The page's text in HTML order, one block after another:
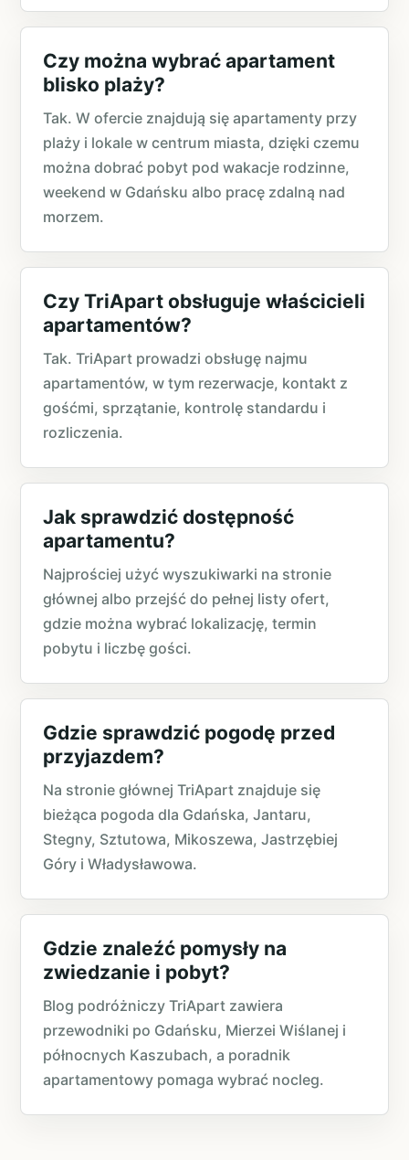
Czy można wybrać apartament
blisko plaży?
Tak. W ofercie znajdują się apartamenty przy
plaży i lokale w centrum miasta, dzięki czemu
można dobrać pobyt pod wakacje rodzinne,
weekend w Gdańsku albo pracę zdalną nad
morzem.
Czy TriApart obsługuje właścicieli
apartamentów?
Tak. TriApart prowadzi obsługę najmu
apartamentów, w tym rezerwacje, kontakt z
gośćmi, sprzątanie, kontrolę standardu i
rozliczenia.
Jak sprawdzić dostępność
apartamentu?
Najprościej użyć wyszukiwarki na stronie
głównej albo przejść do pełnej listy ofert,
gdzie można wybrać lokalizację, termin
pobytu i liczbę gości.
Gdzie sprawdzić pogodę przed
przyjazdem?
Na stronie głównej TriApart znajduje się
bieżąca pogoda dla Gdańska, Jantaru,
Stegny, Sztutowa, Mikoszewa, Jastrzębiej
Góry i Władysławowa.
Gdzie znaleźć pomysły na
zwiedzanie i pobyt?
Blog podróżniczy TriApart zawiera
przewodniki po Gdańsku, Mierzei Wiślanej i
północnych Kaszubach, a poradnik
apartamentowy pomaga wybrać nocleg.